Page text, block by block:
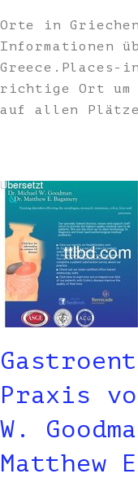
Orte in
Informationen
Greece.Places-
richtige Ort um
auf allen
Praxis
W.
Matthew